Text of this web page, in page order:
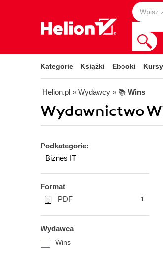
Kategorie Książki Ebooki
Helion.pl » Wydawcy » 📚 Wins
Wydawnictwo
Podkategorie:
Biznes IT
Format
PDF
1
Wydawca
Wins